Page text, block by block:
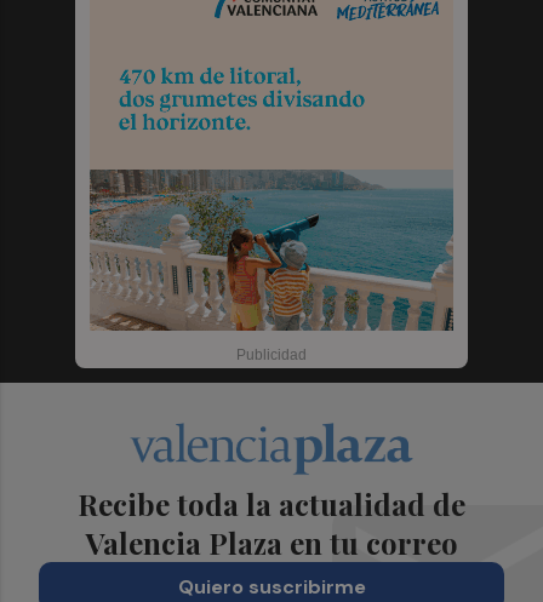
Recibe toda la actualidad de
Valencia Plaza en tu correo
Quiero suscribirme